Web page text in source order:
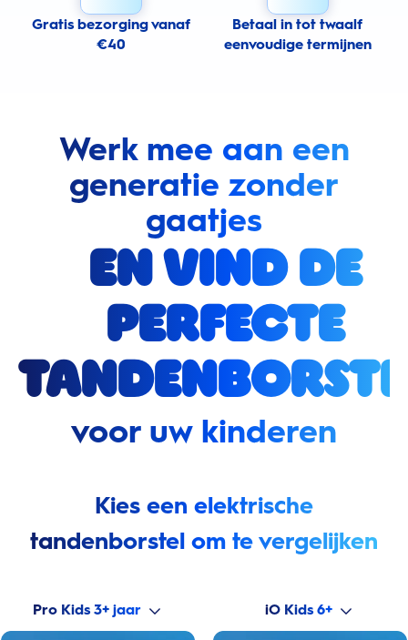
Gratis bezorging vanaf
€40
Betaal in tot twaalf
eenvoudige termijnen
Werk mee aan een
generatie zonder
gaatjes
en vind de
perfecte
voor uw kinderen
Kies een elektrische
tandenborstel om te vergelijken
Pro Kids 3+ jaar iO Kids 6+